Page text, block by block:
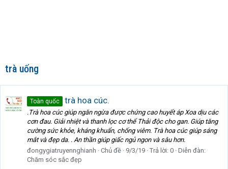
trà uống
Toàn quốc trà hoa cúc.
.Trà hoa cúc giúp ngăn ngừa được chứng cao huyết áp Xoa dịu các
cơn đau. Giải nhiệt và thanh lọc cơ thể Thải độc cho gan. Giúp tăng
cường sức khỏe, kháng khuẩn, chống viêm. Trà hoa cúc giúp sáng
mắt và đẹp da. . An thần giúp giấc ngủ ngon và sâu hơn.
đongygiatruyennghianh
Chủ đề 9/3/19 Trả lời: 0 Diễn đàn:
Chăm sóc sắc đẹp